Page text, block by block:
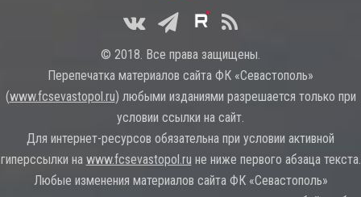
© 2018. Все права защищены.
Перепечатка материалов сайта ФК «Севастополь»
(www.fcsevastopol.ru) любыми изданиями разрешается только при
условии ссылки на сайт.
Для интернет-ресурсов обязательна при условии активной
гиперссылки на www.fcsevastopol.ru не ниже первого абзаца текста.
Любые изменения материалов сайта ФК «Севастополь»